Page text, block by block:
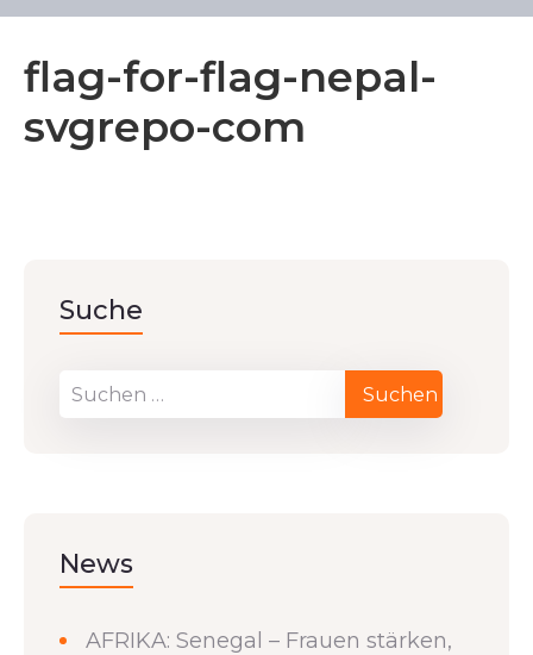
flag-for-flag-nepal-
svgrepo-com
Suche
News
AFRIKA: Senegal – Frauen stärken,